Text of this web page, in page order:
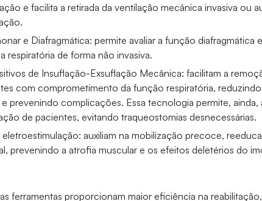
e facilita a retirada da ventilação mecânica invasiva ou
e Diafragmática: permite avaliar a função diafragmática
respiratória de forma não invasiva.
de Insuflação-Exsuflação Mecânica: facilitam a
com comprometimento da função respiratória,
prevenindo complicações. Essa tecnologia permite, ainda,
de pacientes, evitando traqueostomias desnecessárias.
auxiliam na mobilização precoce,
prevenindo a atrofia muscular e os efeitos deletérios do
ferramentas proporcionam maior eficiência na